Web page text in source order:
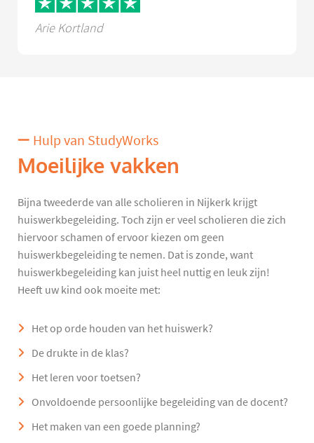
Arie Kortland
Hulp van StudyWorks
Moeilijke vakken
Bijna tweederde van alle scholieren in Nijkerk krijgt
huiswerkbegeleiding. Toch zijn er veel scholieren die zich
hiervoor schamen of ervoor kiezen om geen
huiswerkbegeleiding te nemen. Dat is zonde, want
huiswerkbegeleiding kan juist heel nuttig en leuk zijn!
Heeft uw kind ook moeite met:
Het op orde houden van het huiswerk?
De drukte in de klas?
Het leren voor toetsen?
Onvoldoende persoonlijke begeleiding van de docent?
Het maken van een goede planning?